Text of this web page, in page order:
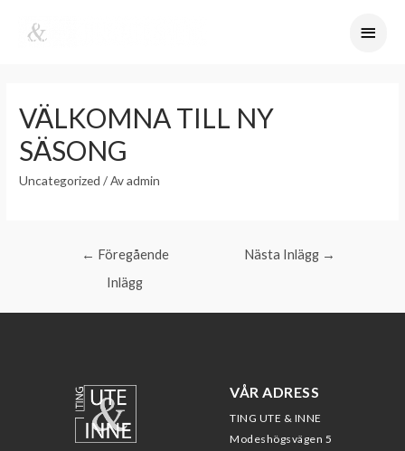
VÄLKOMNA TILL NY
SÄSONG
Uncategorized / Avadmin
← Föregående
Inlägg
Nästa Inlägg →
VÅR ADRESS
TING UTE & INNE
Modeshögsvägen 5